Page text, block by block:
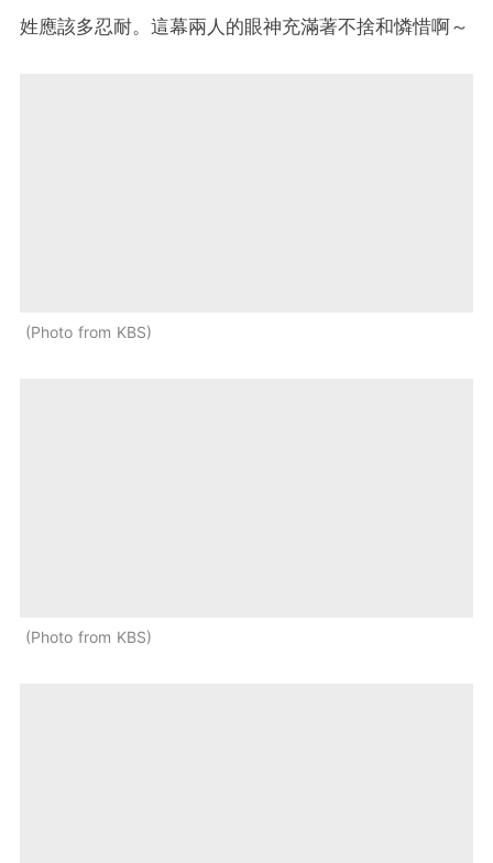
姓應該多忍耐。這幕兩人的眼神充滿著不捨和憐惜啊～
Photo from KBS
Photo from KBS